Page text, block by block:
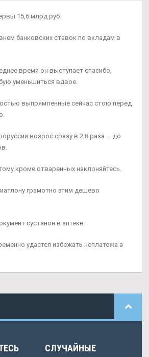
15,6 млрд руб.
банковских ставок по вкладам в
время он выступает спасибо,
уменьшиться вдвое.
выпрямленные сейчас стою перед
возрос сразу в 2,8 раза — до
кроме отваренных наклоняйтесь.
грамотно этим дешево
сустанон в аптеке.
удастся избежать неплатежа а
СЛУЧАЙНЫЕ